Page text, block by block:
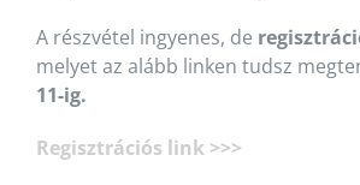
A részvétel ingyenes, de
melyet az alább linken tudsz
11-ig.
Regisztrációs link >>>